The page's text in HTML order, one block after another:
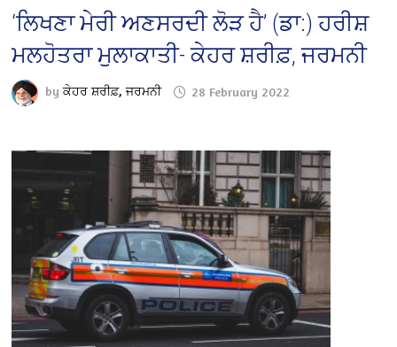
‘ਲਿਖਣਾ ਮੇਰੀ ਅਣਸਰਦੀ ਲੋੜ ਹੈ’ (ਡਾ:) ਹਰੀਸ਼
ਮਲਹੋਤਰਾ ਮੁਲਾਕਾਤੀ- ਕੇਹਰ ਸ਼ਰੀਫ਼, ਜਰਮਨੀ
byਕੇਹਰ ਸ਼ਰੀਫ਼, ਜਰਮਨੀ 28 February 2022